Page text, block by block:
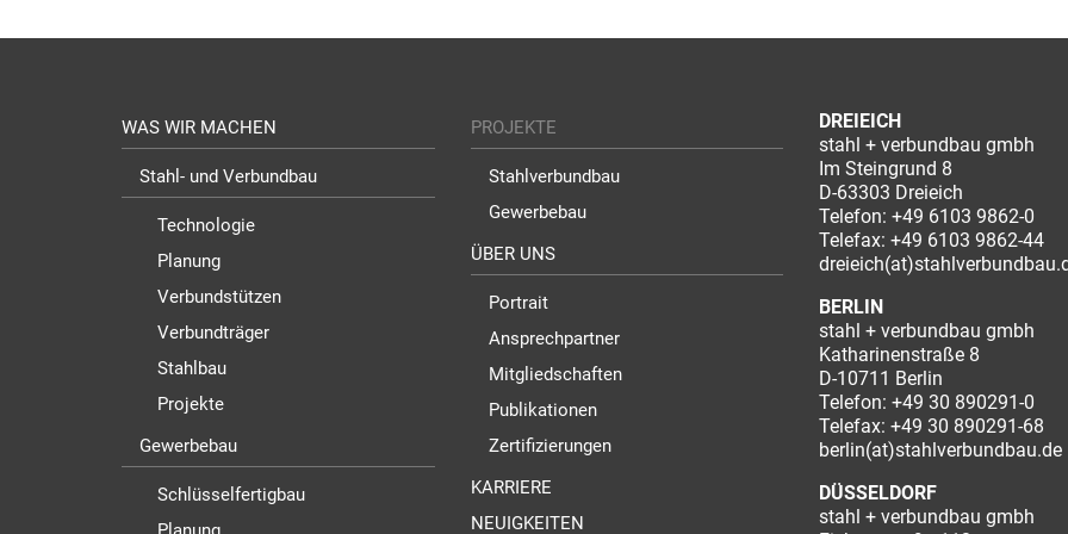
WAS WIR MACHEN
Stahl- und Verbundbau
Technologie
Planung
Verbundstützen
Verbundträger
Stahlbau
Projekte
Gewerbebau
Schlüsselfertigbau
PROJEKTE
Stahlverbundbau
Gewerbebau
ÜBER UNS
Portrait
Ansprechpartner
Mitgliedschaften
Publikationen
Zertifizierungen
KARRIERE
NEUIGKEITEN
DREIEICH
stahl + verbundbau gmbh
Im Steingrund 8
D-63303 Dreieich
Telefon: +49 6103 9862-0
Telefax: +49 6103 9862-44
BERLIN
stahl + verbundbau gmbh
Katharinenstraße 8
D-10711 Berlin
Telefon: +49 30 890291-0
Telefax: +49 30 890291-68
berlin(at)stahlverbundbau.de
DÜSSELDORF
stahl + verbundbau gmbh